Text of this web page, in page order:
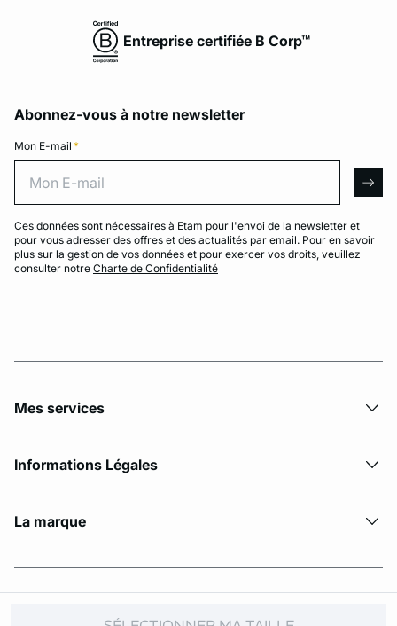
Entreprise certifiée B Corp™
Abonnez-vous à notre newsletter
Mon E-mail *
Ces données sont nécessaires à Etam pour l'envoi de la newsletter et
pour vous adresser des offres et des actualités par email. Pour en savoir
plus sur la gestion de vos données et pour exercer vos droits, veuillez
consulter notre Charte de Confidentialité
Mes services
Informations Légales
La marque